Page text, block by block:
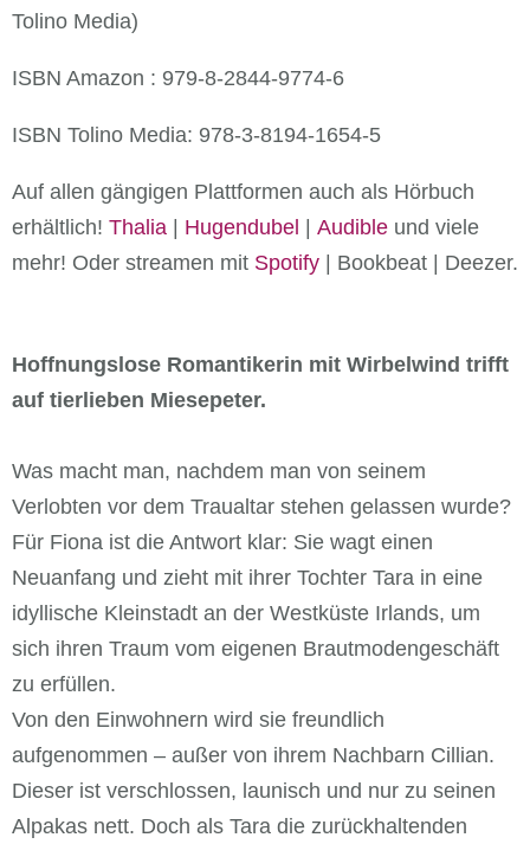
Tolino Media)
ISBN Amazon : 979-8-2844-9774-6
ISBN Tolino Media: 978-3-8194-1654-5
Auf allen gängigen Plattformen auch als Hörbuch
erhältlich! Thalia Hugendubel Audible und viele
mehr! Oder streamen mit Spotify | Bookbeat | Deezer.
Hoffnungslose Romantikerin mit Wirbelwind trifft
auf tierlieben Miesepeter.
Was macht man, nachdem man von seinem
Verlobten vor dem Traualtar stehen gelassen wurde?
Für Fiona ist die Antwort klar: Sie wagt einen
Neuanfang und zieht mit ihrer Tochter Tara in eine
idyllische Kleinstadt an der Westküste Irlands, um
sich ihren Traum vom eigenen Brautmodengeschäft
zu erfüllen.
Von den Einwohnern wird sie freundlich
aufgenommen – außer von ihrem Nachbarn Cillian.
Dieser ist verschlossen, launisch und nur zu seinen
Alpakas nett. Doch als Tara die zurückhaltenden